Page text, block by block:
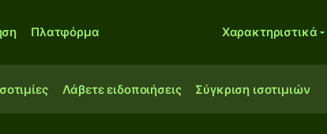
Πλατφόρμα Χαρακτηριστικά
Λάβετε ειδοποιήσεις Σύγκριση ισοτιμιών